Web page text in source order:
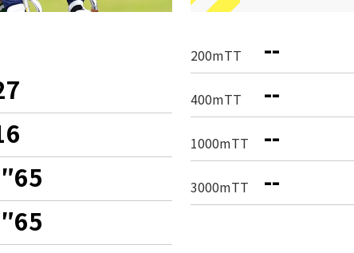
200mTT --
400mTT --
1000mTT --
3000mTT --